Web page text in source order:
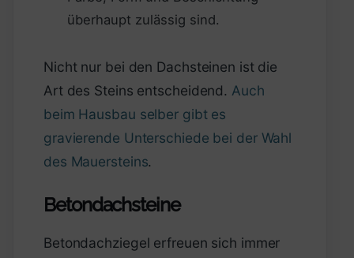
überhaupt zulässig sind.
Nicht nur bei den Dachsteinen ist die
Art des Steins entscheidend. Auch
beim Hausbau selber gibt es
gravierende Unterschiede bei der Wahl
des Mauersteins.
Betondachsteine
Betondachziegel erfreuen sich immer